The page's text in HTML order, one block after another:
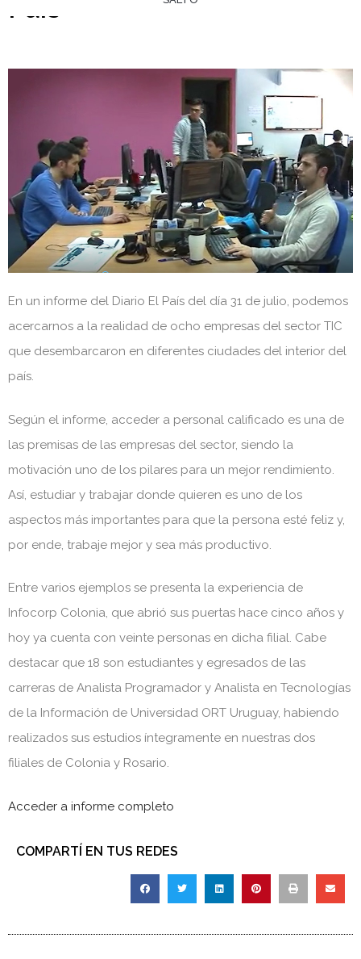
País
En un informe del Diario El País del día 31 de julio, podemos
acercarnos a la realidad de ocho empresas del sector TIC
que desembarcaron en diferentes ciudades del interior del
país.
Según el informe, acceder a personal calificado es una de
las premisas de las empresas del sector, siendo la
motivación uno de los pilares para un mejor rendimiento.
Así, estudiar y trabajar donde quieren es uno de los
aspectos más importantes para que la persona esté feliz y,
por ende, trabaje mejor y sea más productivo.
Entre varios ejemplos se presenta la experiencia de
Infocorp Colonia, que abrió sus puertas hace cinco años y
hoy ya cuenta con veinte personas en dicha filial. Cabe
destacar que 18 son estudiantes y egresados de las
carreras de Analista Programador y Analista en Tecnologías
de la Información de Universidad ORT Uruguay, habiendo
realizados sus estudios íntegramente en nuestras dos
filiales de Colonia y Rosario.
Acceder a informe completo
COMPARTÍ EN TUS REDES